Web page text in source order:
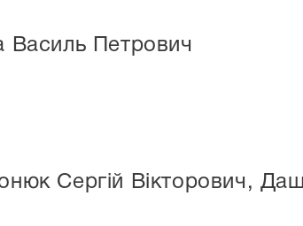
Василь Петрович
Сергій Вікторович,